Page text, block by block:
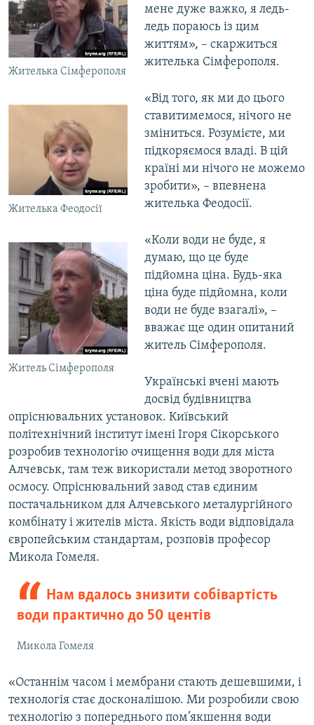
Жителька Сімферополя
мене дуже важко, я ледь-
ледь пораюсь із цим
життям», – скаржиться
жителька Сімферополя.
Жителька Феодосії
«Від того, як ми до цього
ставитимемося, нічого не
зміниться. Розумієте, ми
підкоряємося владі. В цій
країні ми нічого не можемо
зробити», – впевнена
жителька Феодосії.
Житель Сімферополя
«Коли води не буде, я
думаю, що це буде
підйомна ціна. Будь-яка
ціна буде підйомна, коли
води не буде взагалі», –
вважає ще один опитаний
житель Сімферополя.
Українські вчені мають
досвід будівництва
опріснювальних установок. Київський
політехнічний інститут імені Ігоря Сікорського
розробив технологію очищення води для міста
Алчевськ, там теж використали метод зворотного
осмосу. Опріснювальний завод став єдиним
постачальником для Алчевського металургійного
комбінату і жителів міста. Якість води відповідала
європейським стандартам, розповів професор
Микола Гомеля.
Нам вдалось знизити собівартість
води практично до 50 центів
Микола Гомеля
«Останнім часом і мембрани стають дешевшими, і
технологія стає досконалішою. Ми розробили свою
технологію з попереднього пом’якшення води